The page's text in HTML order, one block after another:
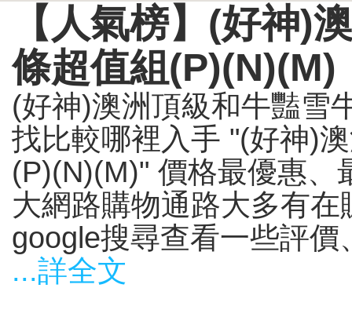
【人氣榜】(好神)
條超值組(P)(N)(M)
(好神)澳洲頂級和牛豔雪
找比較哪裡入手 "(好神)
(P)(N)(M)" 價格最優惠、
大網路購物通路大多有
google搜尋查看一些評
...詳全文